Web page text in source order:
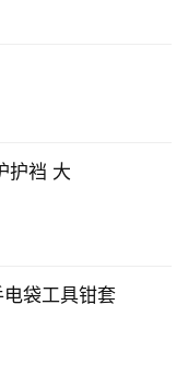
护裆 大
袋工具钳套